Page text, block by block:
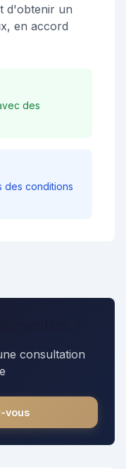
d'obtenir un
en accord
des
des conditions
consultation
vous